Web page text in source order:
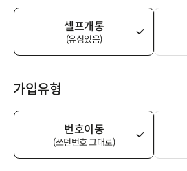
셀프개통
(유심있음)
가입유형
번호이동
(쓰던번호 그대로)